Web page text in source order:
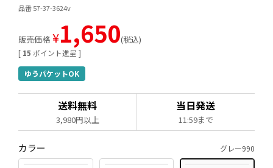
品番 57-37-3624v
[ 15 ポイント進呈 ]
販売価格 ¥1,650 税込
ゆうパケットOK
送料無料
3,980円以上
当日発送
11:59まで
カラー グレー990